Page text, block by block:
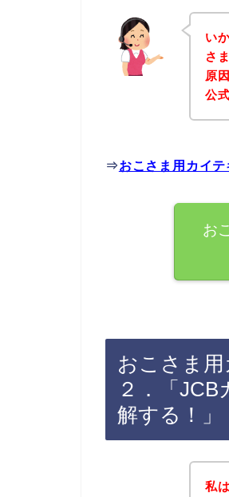
い
さ
原
公
⇒おこさま用カイ
お
おこさま
２．「
解する！」
私